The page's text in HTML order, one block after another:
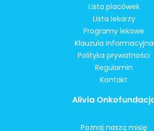
Lista placówek
Lista lekarzy
Programy lekowe
Klauzula informacyjna
Polityka prywatności
Regulamin
Kontakt
Alivia
Poznaj naszą misję